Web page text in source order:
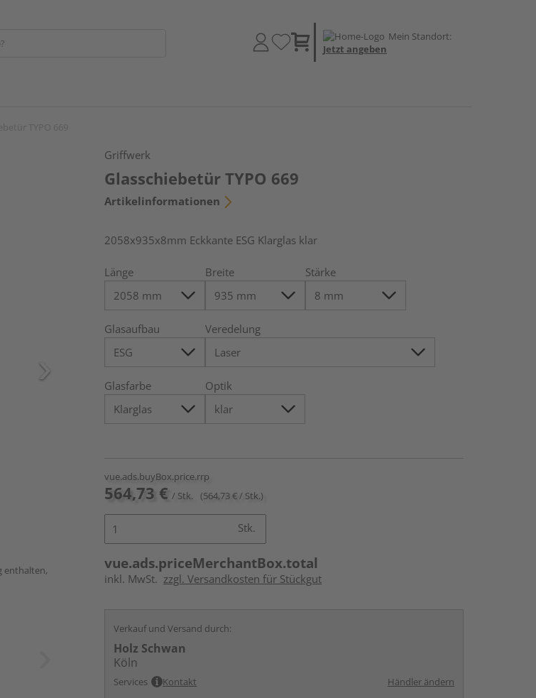
Mein Standort:
Jetzt angeben
enthalten,
Griffwerk
Glasschiebetür TYPO 669
Artikelinformationen
2058x935x8mm Eckkante ESG Klarglas klar
Länge Breite Stärke
Glasaufbau Veredelung
Glasfarbe Optik
vue.ads.buyBox.price.rrp
564,73 € / Stk. (564,73 € / Stk.)
Stk.
vue.ads.priceMerchantBox.total
inkl. MwSt. zzgl. Versandkosten für Stückgut
Verkauf und Versand durch:
Holz Schwan
Köln
Services Kontakt Händler ändern